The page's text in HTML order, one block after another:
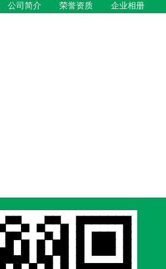
公司简介 荣誉资质 企业相册